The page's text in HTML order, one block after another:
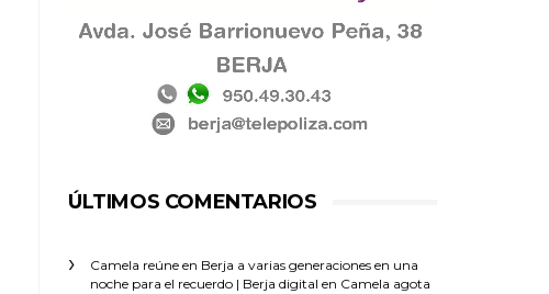
ÚLTIMOS COMENTARIOS
Camela reúne en Berja a varias generaciones en una
noche para el recuerdo | Berja digital en Camela agota